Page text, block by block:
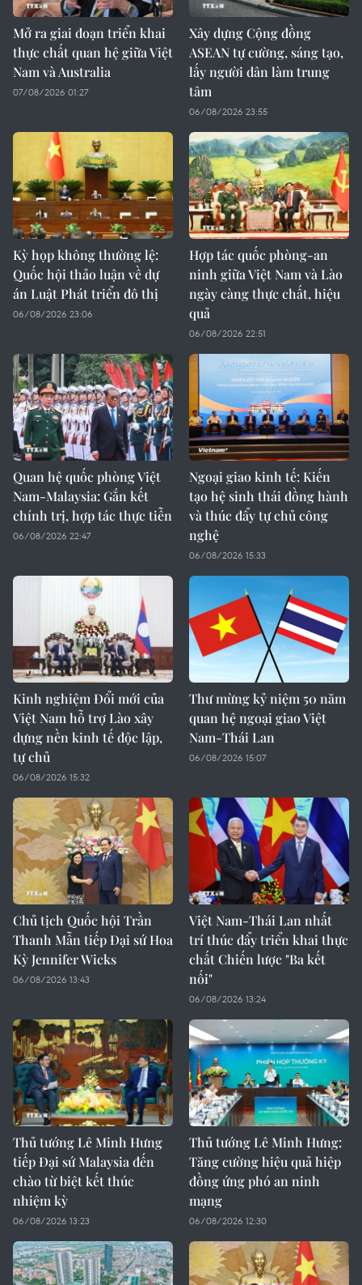
Mở ra giai đoạn triển khai
thực chất quan hệ giữa Việt
Nam và Australia
07/08/2026 01:27
Xây dựng Cộng đồng
ASEAN tự cường, sáng tạo,
lấy người dân làm trung
tâm
06/08/2026 23:55
Kỳ họp không thường lệ:
Quốc hội thảo luận về dự
án Luật Phát triển đô thị
06/08/2026 23:06
Hợp tác quốc phòng-an
ninh giữa Việt Nam và Lào
ngày càng thực chất, hiệu
quả
06/08/2026 22:51
Quan hệ quốc phòng Việt
Nam-Malaysia: Gắn kết
chính trị, hợp tác thực tiễn
06/08/2026 22:47
Ngoại giao kinh tế: Kiến
tạo hệ sinh thái đồng hành
và thúc đẩy tự chủ công
nghệ
06/08/2026 15:33
Kinh nghiệm Đổi mới của
Việt Nam hỗ trợ Lào xây
dựng nền kinh tế độc lập,
tự chủ
06/08/2026 15:32
Thư mừng kỷ niệm 50 năm
quan hệ ngoại giao Việt
Nam-Thái Lan
06/08/2026 15:07
Chủ tịch Quốc hội Trần
Thanh Mẫn tiếp Đại sứ Hoa
Kỳ Jennifer Wicks
06/08/2026 13:43
Việt Nam-Thái Lan nhất
trí thúc đẩy triển khai thực
chất Chiến lược "Ba kết
nối"
06/08/2026 13:24
Thủ tướng Lê Minh Hưng
tiếp Đại sứ Malaysia đến
chào từ biệt kết thúc
nhiệm kỳ
06/08/2026 13:23
Thủ tướng Lê Minh Hưng:
Tăng cường hiệu quả hiệp
đồng ứng phó an ninh
mạng
06/08/2026 12:30